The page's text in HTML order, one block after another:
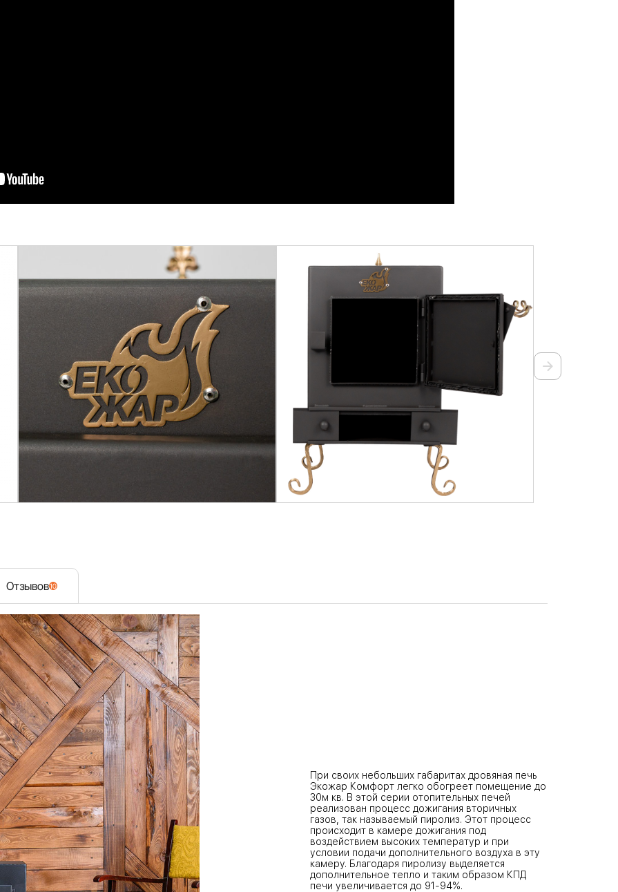
Отзывов10
При своих небольших габаритах дровяная печь
Экожар Комфорт легко обогреет помещение до
30м кв. В этой серии отопительных печей
реализован процесс дожигания вторичных
газов, так называемый пиролиз. Этот процесс
происходит в камере дожигания под
воздействием высоких температур и при
условии подачи дополнительного воздуха в эту
камеру. Благодаря пиролизу выделяется
дополнительное тепло и таким образом КПД
печи увеличивается до 91-94%.